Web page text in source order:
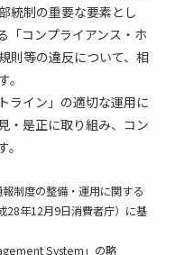
統制の重要な要素とし
「コンプライアンス・ホ
則等の違反について、相
ライン」の適切な運用に
・是正に取り組み、コン
制度の整備・運用に関する
28年12月9日消費者庁）に基
System」の略